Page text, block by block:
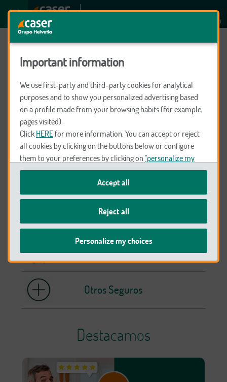
ALICIA CHARRABE KASABJE
Preparados para ti
Seguros
Decesos
Salud
Vida
Mascotas
Otros Seguros
Destacamos
Important information
We use first-party and third-party cookies for analytical
purposes and to show you personalized advertising based
on a profile made from your browsing habits (for example,
pages visited).
Click HERE for more information. You can accept or reject
all cookies by clicking on the buttons below or configure
them to your preferences by clicking on"personalize my
choices".
We remind you that you can modify your cookie settings at
Cookie Policy
Accept all
Reject all
Personalize my choices